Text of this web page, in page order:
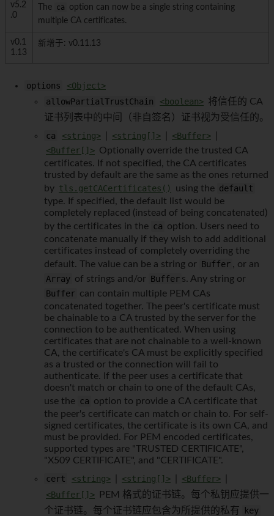
v5.2
.0
The ca
option can now be a single string containing
multiple CA certificates.
v0.1
1.13
新增于: v0.11.13
options
<Object>
allowPartialTrustChain
<boolean> 将信任的 CA
证书列表中的中间（非自签名）证书视为受信任的。
ca
<string> <string[]> <Buffer>
<Buffer[]> Optionally override the trusted CA
certificates. If not specified, the CA certificates
trusted by default are the same as the ones returned
by tls.getCACertificates() using the default
type. If specified, the default list would be
completely replaced (instead of being concatenated)
by the certificates in the ca option. Users need to
concatenate manually if they wish to add additional
certificates instead of completely overriding the
default. The value can be a string or Buffer , or an
Array of strings and/or Buffer s. Any string or
Buffer can contain multiple PEM CAs
concatenated together. The peer's certificate must
be chainable to a CA trusted by the server for the
connection to be authenticated. When using
certificates that are not chainable to a well-known
CA, the certificate's CA must be explicitly specified
as a trusted or the connection will fail to
authenticate. If the peer uses a certificate that
doesn't match or chain to one of the default CAs,
use the ca option to provide a CA certificate that
the peer's certificate can match or chain to. For self-
signed certificates, the certificate is its own CA, and
must be provided. For PEM encoded certificates,
supported types are "TRUSTED CERTIFICATE",
"X509 CERTIFICATE", and "CERTIFICATE".
cert
<string> <string[]> <Buffer>
<Buffer[]>
PEM 格式的证书链。每个私钥应提供一
个证书链。每个证书链应包含为所提供的私有
key